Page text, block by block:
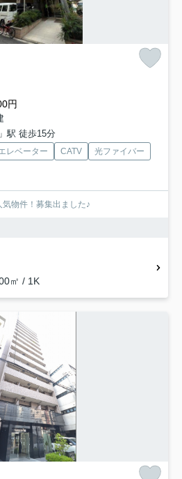
円
駅 徒歩15分
レベーター CATV
光ファイバー
物件！募集出ました♪
㎡ / 1K